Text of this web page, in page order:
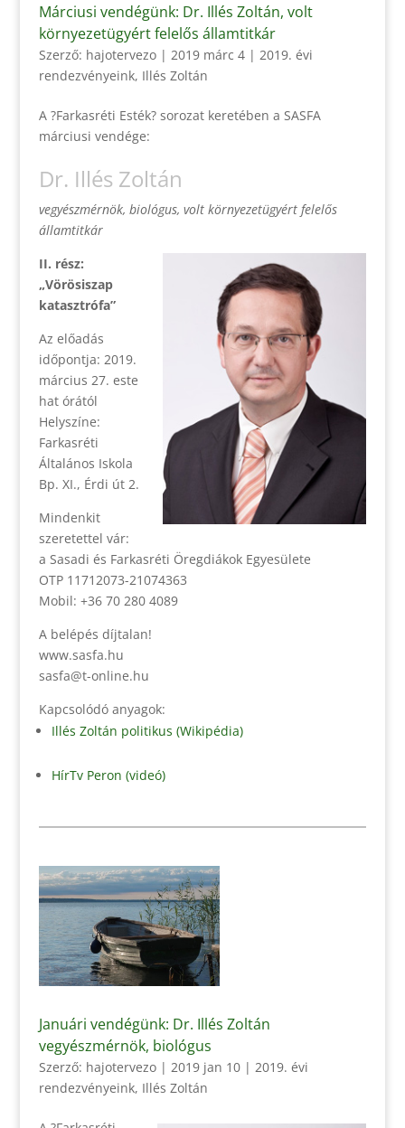
Márciusi vendégünk: Dr. Illés Zoltán, volt
környezetügyért felelős államtitkár
Szerző: hajotervezo| 2019 márc 4| 2019. évi
rendezvényeink, Illés Zoltán
A ?Farkasréti Esték? sorozat keretében a SASFA
márciusi vendége:
Dr. Illés Zoltán
vegyészmérnök, biológus, volt környezetügyért felelős
államtitkár
II. rész:
„Vörösiszap
katasztrófa”
Az előadás
időpontja: 2019.
március 27. este
hat órától
Helyszíne:
Farkasréti
Általános Iskola
Bp. XI., Érdi út 2.
Mindenkit
szeretettel vár:
a Sasadi és Farkasréti Öregdiákok Egyesülete
OTP 11712073-21074363
Mobil: +36 70 280 4089
A belépés díjtalan!
www.sasfa.hu
sasfa@t-online.hu
Kapcsolódó anyagok:
Illés Zoltán politikus (Wikipédia)
HírTv Peron (videó)
Januári vendégünk: Dr. Illés Zoltán
vegyészmérnök, biológus
Szerző: hajotervezo| 2019 jan 10| 2019. évi
rendezvényeink, Illés Zoltán